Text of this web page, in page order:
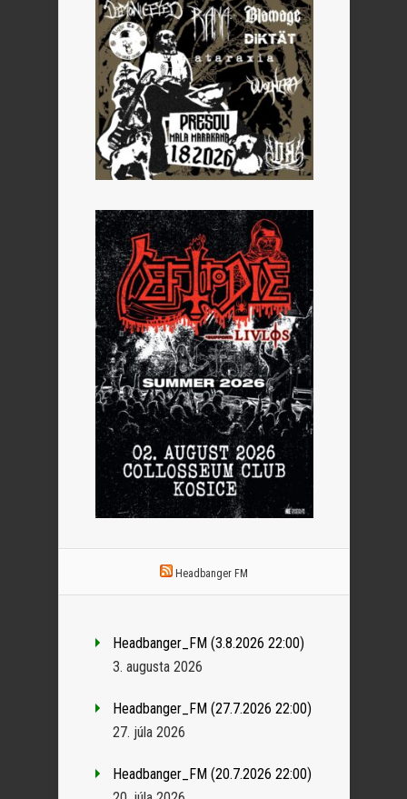
Headbanger FM
Headbanger_FM (3.8.2026 22:00)
3. augusta 2026
Headbanger_FM (27.7.2026 22:00)
27. júla 2026
Headbanger_FM (20.7.2026 22:00)